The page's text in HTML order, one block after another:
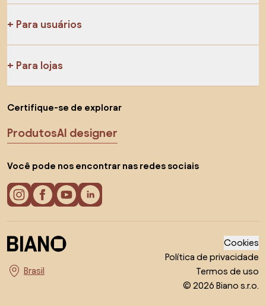
Para usuários
Para lojas
Certifique-se de explorar
ProdutosAI designer
Você pode nos encontrar nas redes sociais
Escolha o país
Cookies
Política de privacidade
Termos de uso
© 2026 Biano s.r.o.